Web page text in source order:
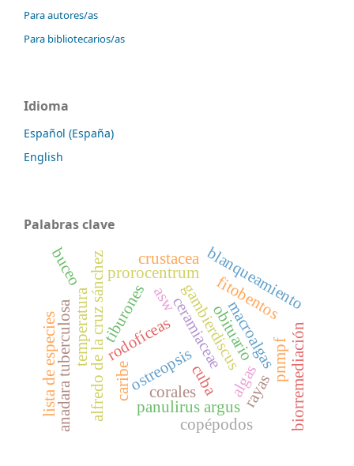
Para autores/as
Para bibliotecarios/as
Idioma
Español (España)
English
Palabras clave
caribe
ceramiaceaemacroalgas
rodofíceas
fitobentos
obituario
alfredo de la cruz sánchez cuba
gambierdiscus
ostreopsis
prorocentrum
algas
blanqueamiento
corales
pnmpf
tiburones
rayas biorremediación
temperatura
anadara tuberculosa panulirus argus
asw
buceo
copépodos
crustacea
lista de especies